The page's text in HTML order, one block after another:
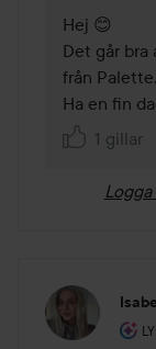
Hej 😊
Det går bra
från
Ha en fin
1 gillar